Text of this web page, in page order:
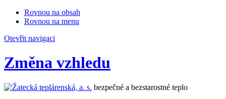
Rovnou na obsah
Rovnou na menu
Otevřit navigaci
Změna vzhledu
bezpečné a bezstarostné teplo